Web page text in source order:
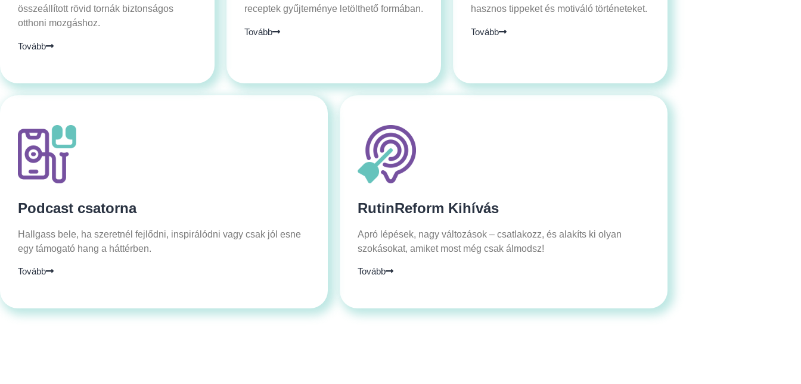
összeállított rövid tornák biztonságos
otthoni mozgáshoz.
Tovább
receptek gyűjteménye letölthető formában.
Tovább
hasznos tippeket és motiváló történeteket.
Tovább
Podcast csatorna
Hallgass bele, ha szeretnél fejlődni, inspirálódni vagy csak jól esne
egy támogató hang a háttérben.
Tovább
RutinReform Kihívás
Apró lépések, nagy változások – csatlakozz, és alakíts ki olyan
szokásokat, amiket most még csak álmodsz!
Tovább